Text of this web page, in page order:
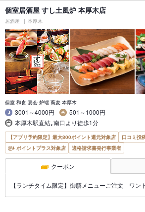
個室居酒屋 すし土風炉 本厚木店
居酒屋 本厚木
個室 和食 宴会 炉端 蕎麦 本厚木
3001～4000円
501～1000円
本厚木駅直結｡南口より徒歩1分
【アプリ予約限定】最大800ポイント還元対象店
口コミ投
ポイントプラス対象店
適格請求書発行事業者
クーポン
【ランチタイム限定】御膳メニューご注文 ワン